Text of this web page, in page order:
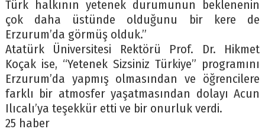
Türk halkının yetenek durumunun beklenenin
çok daha üstünde olduğunu bir kere de
Erzurum’da görmüş olduk.”
Atatürk Üniversitesi Rektörü Prof. Dr. Hikmet
Koçak ise, “Yetenek Sizsiniz Türkiye” programını
Erzurum’da yapmış olmasından ve öğrencilere
farklı bir atmosfer yaşatmasından dolayı Acun
Ilıcalı’ya teşekkür etti ve bir onurluk verdi.
25 haber